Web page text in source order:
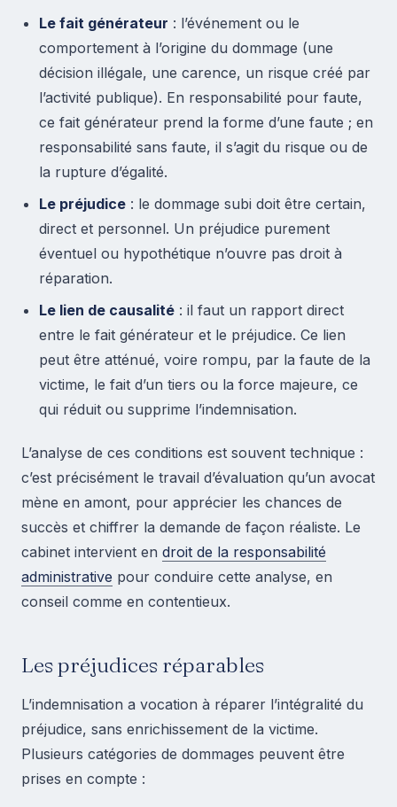
Le fait générateur : l’événement ou le
comportement à l’origine du dommage (une
décision illégale, une carence, un risque créé par
l’activité publique). En responsabilité pour faute,
ce fait générateur prend la forme d’une faute ; en
responsabilité sans faute, il s’agit du risque ou de
la rupture d’égalité.
Le préjudice : le dommage subi doit être certain,
direct et personnel. Un préjudice purement
éventuel ou hypothétique n’ouvre pas droit à
réparation.
Le lien de causalité : il faut un rapport direct
entre le fait générateur et le préjudice. Ce lien
peut être atténué, voire rompu, par la faute de la
victime, le fait d’un tiers ou la force majeure, ce
qui réduit ou supprime l’indemnisation.
L’analyse de ces conditions est souvent technique :
c’est précisément le travail d’évaluation qu’un avocat
mène en amont, pour apprécier les chances de
succès et chiffrer la demande de façon réaliste. Le
cabinet intervient en droit de la responsabilité
administrative pour conduire cette analyse, en
conseil comme en contentieux.
Les préjudices réparables
L’indemnisation a vocation à réparer l’intégralité du
préjudice, sans enrichissement de la victime.
Plusieurs catégories de dommages peuvent être
prises en compte :